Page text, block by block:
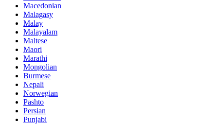
Macedonian
Malagasy
Malay
Malayalam
Maltese
Maori
Marathi
Mongolian
Burmese
Nepali
Norwegian
Pashto
Persian
Punjabi